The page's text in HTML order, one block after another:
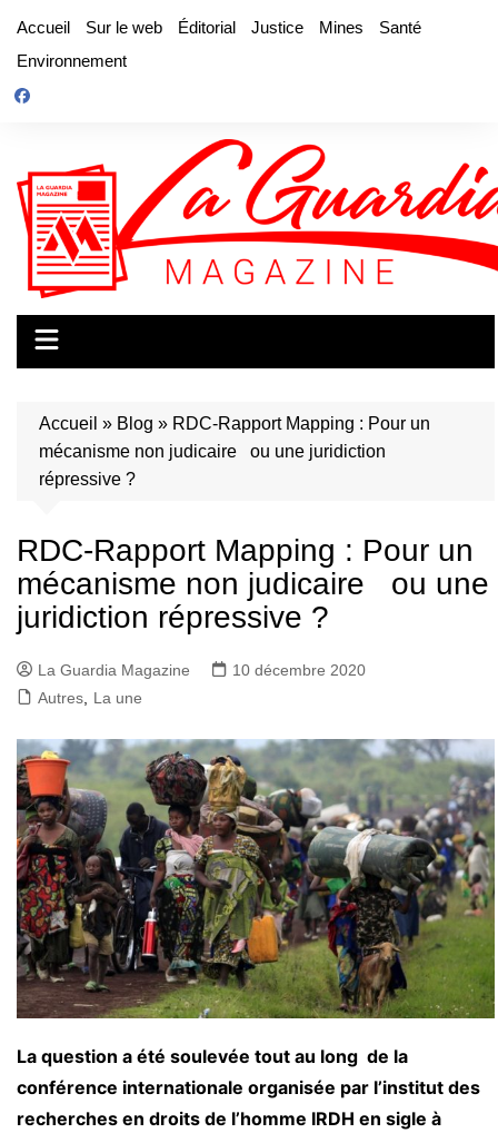
contenu
Accueil Sur le web Éditorial Justice Mines
Santé
Environnement
Accueil » Blog » RDC-Rapport Mapping : Pour un
mécanisme non judicaire ou une juridiction
répressive ?
RDC-Rapport Mapping : Pour un
mécanisme non judicaire ou une
juridiction répressive ?
La Guardia Magazine
10 décembre 2020
Autres
La une
La question a été soulevée tout au long de la
conférence internationale organisée par l’institut des
recherches en droits de l’homme IRDH en sigle à